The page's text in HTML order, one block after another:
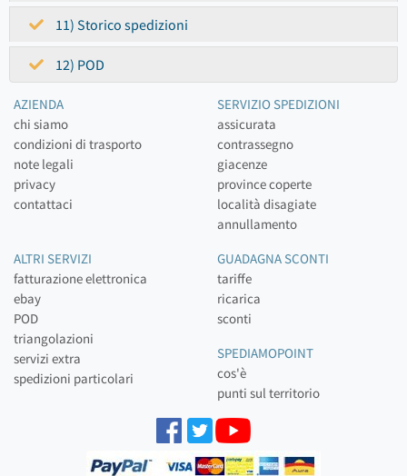
11) Storico spedizioni
12) POD
AZIENDA
chi siamo
condizioni di trasporto
note legali
privacy
contattaci
SERVIZIO SPEDIZIONI
assicurata
contrassegno
giacenze
province coperte
località disagiate
annullamento
ALTRI SERVIZI
fatturazione elettronica
ebay
POD
triangolazioni
servizi extra
spedizioni particolari
GUADAGNA SCONTI
tariffe
ricarica
sconti
SPEDIAMOPOINT
cos'è
punti sul territorio